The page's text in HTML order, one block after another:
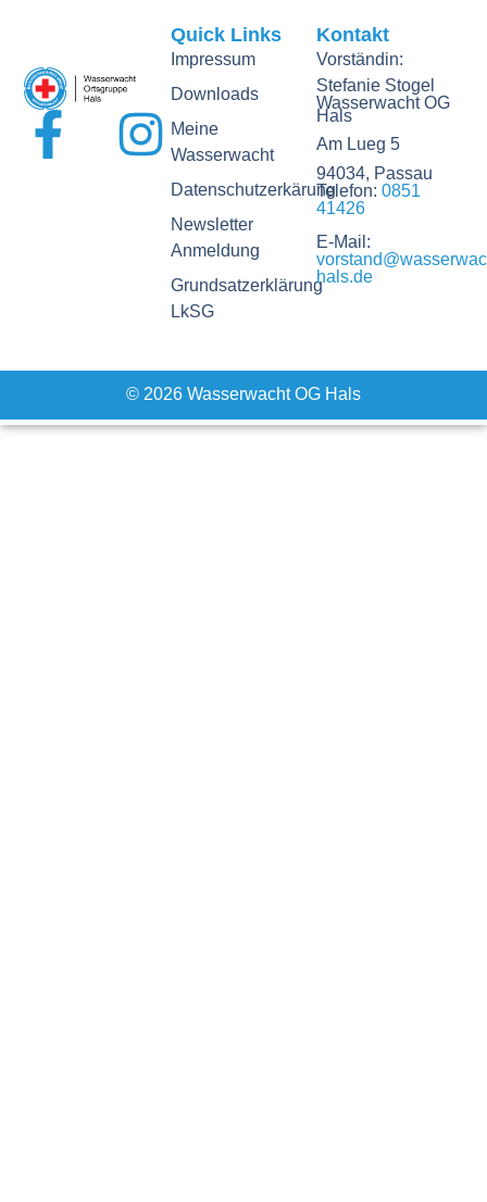
Quick Links
Impressum
Downloads
Meine
Wasserwacht
Datenschutzerkärung
Newsletter
Anmeldung
Grundsatzerklärung
LkSG
Kontakt
Vorständin:
Stefanie Stogel
Wasserwacht OG
Hals
Am Lueg 5
94034, Passau
Telefon:0851
41426
E-Mail:
hals.de
© 2026 Wasserwacht OG Hals